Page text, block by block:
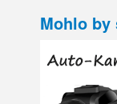
Mohlo by